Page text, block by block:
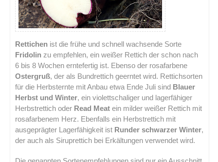
Rettichen ist die frühe und schnell wachsende Sorte
Fridolin zu empfehlen, ein weißer Rettich der schon nach
6 bis 8 Wochen erntefertig ist. Ebenso der rosafarbene
Ostergruß, der als Bundrettich geerntet wird. Rettichsorten
für die Herbsternte mit Anbau etwa Ende Juli sind Blauer
Herbst und Winter, ein violettschaliger und lagerfähiger
Herbstrettich oder Read Meat ein milder weißer Rettich mit
rosafarbenem Herz. Ebenfalls ein Herbstrettich mit
ausgeprägter Lagerfähigkeit ist Runder schwarzer Winter,
der auch als Siruprettich bei Erkältungen verwendet wird.